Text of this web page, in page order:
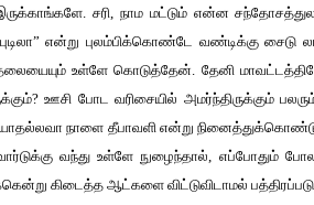
இருக்காங்களே. சரி, நாம மட்டும் என்ன
என்று புலம்பிக்கொண்டே வண்டிக்கு சைடு
உள்ளே கொடுத்தேன். தேனி
ஊசி போட வரிசையில் அமர்ந்திருக்கும்
நாளை தீபாவளி என்று நினைத்துக்கொண்டு
வந்து உள்ளே நுழைந்தால், எப்போதும்
கிடைத்த ஆட்களை விட்டுவிடாமல்